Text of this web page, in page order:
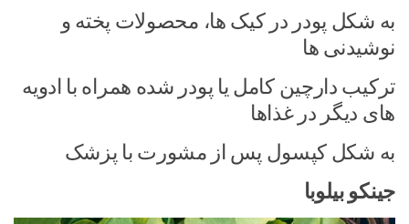
به شکل پودر در کیک ها، محصولات پخته و
نوشیدنی ها
ترکیب دارچین کامل یا پودر شده همراه با ادویه
های دیگر در غذاها
به شکل کپسول پس از مشورت با پزشک
جینکو بیلوبا